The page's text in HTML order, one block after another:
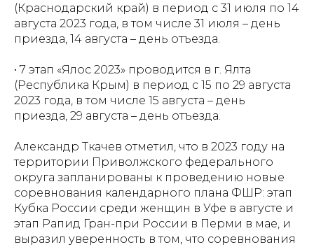
(Краснодарский край) в период с 31 июля по 14
августа 2023 года, в том числе 31 июля – день
приезда, 14 августа – день отъезда.
• 7 этап «Ялос 2023» проводится в г. Ялта
(Республика Крым) в период с 15 по 29 августа
2023 года, в том числе 15 августа – день
приезда, 29 августа – день отъезда.
Александр Ткачев отметил, что в 2023 году на
территории Приволжского федерального
округа запланированы к проведению новые
соревнования календарного плана ФШР: этап
Кубка России среди женщин в Уфе в августе и
этап Рапид Гран-при России в Перми в мае, и
выразил уверенность в том, что соревнования